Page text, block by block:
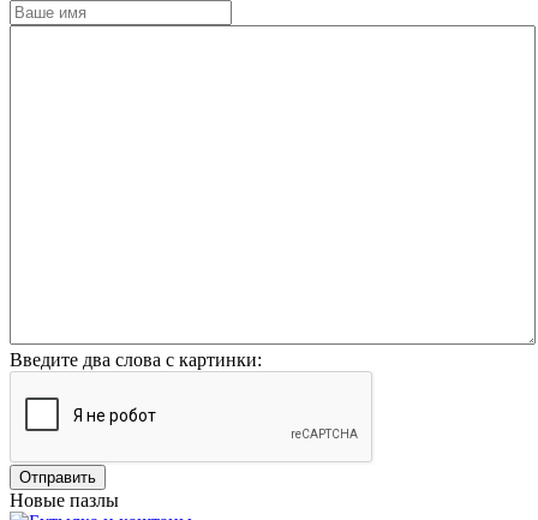
Введите два слова с картинки:
Отправить
Новые пазлы